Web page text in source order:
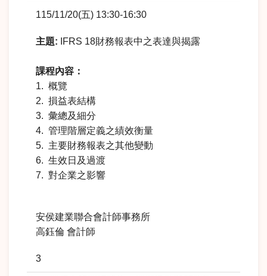
115/11/20(五) 13:30-16:30
主題: IFRS 18財務報表中之表達與揭露
課程內容：
1. 概覽
2. 損益表結構
3. 彙總及細分
4. 管理階層定義之績效衡量
5. 主要財務報表之其他變動
6. 生效日及過渡
7. 對企業之影響
安侯建業聯合會計師事務所
高鈺倫 會計師
3